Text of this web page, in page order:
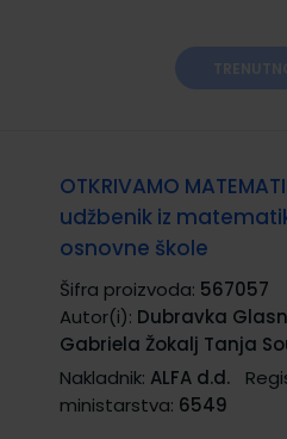
OTKRIVAMO
udžbenik iz
osnovne škole
Šifra proizvoda: 567057
Autor(i): Dubravka
Gabriela Žokalj Tanja
Nakladnik: ALFA d.d.
ministarstva: 6549